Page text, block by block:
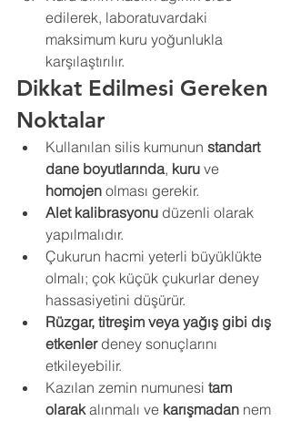
edilerek, laboratuvardaki
maksimum kuru yoğunlukla
karşılaştırılır.
Dikkat Edilmesi Gereken
Noktalar
Kullanılan silis kumunun standart
dane boyutlarında, kuru ve
homojen olması gerekir.
Alet kalibrasyonu düzenli olarak
yapılmalıdır.
Çukurun hacmi yeterli büyüklükte
olmalı; çok küçük çukurlar deney
hassasiyetini düşürür.
Rüzgar, titreşim veya yağış gibi dış
etkenler deney sonuçlarını
etkileyebilir.
Kazılan zemin numunesi tam
olarak alınmalı ve karışmadan nem